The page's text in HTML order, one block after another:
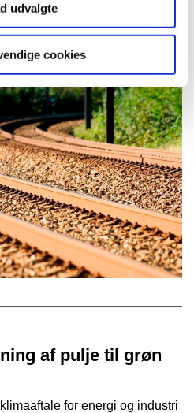
udvalgte
cookies
i Bedre og billigere
2022-2035.
af pulje til grøn
for energi og industri